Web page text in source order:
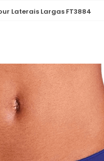
Laterais Largas FT3884